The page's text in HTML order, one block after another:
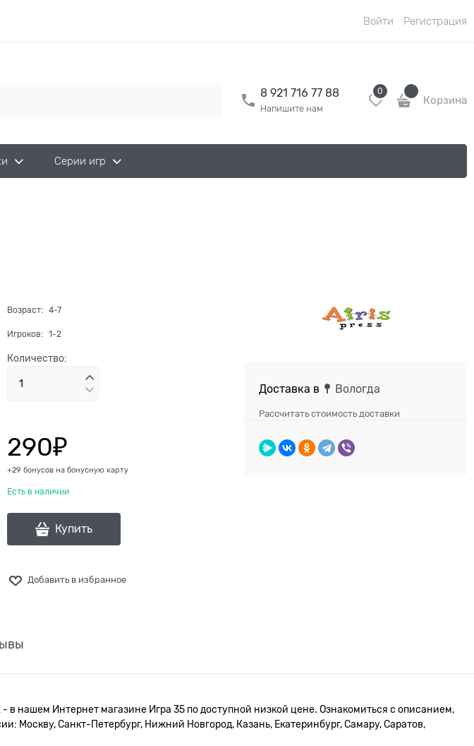
Войти Регистрация
8 921 716 77 88
Напишите нам
0
Корзина
Серии игр
Возраст: 4-7
Игроков: 1-2
Количество:
290₽
+29 бонусов на бонусную карту
Есть в наличии
Купить
Добавить в избранное
Доставка в Вологда
Рассчитать стоимость доставки
в нашем Интернет магазине Игра 35 по доступной низкой цене. Ознакомиться с описанием,
Москву, Санкт-Петербург, Нижний Новгород, Казань, Екатеринбург, Самару, Саратов,